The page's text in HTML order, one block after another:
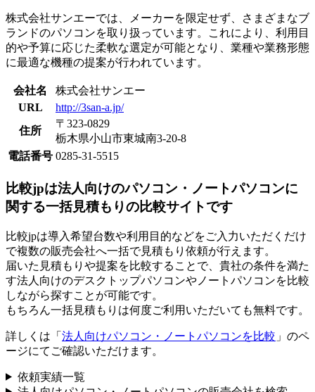
株式会社サンエーでは、メーカーを限定せず、さまざまなブ
ランドのパソコンを取り扱っています。これにより、利用目
的や予算に応じた柔軟な選定が可能となり、業種や業務形態
に最適な機種の提案が行われています。
会社名
株式会社サンエー
URL
http://3san-a.jp/
住所
〒323-0829
栃木県小山市東城南3-20-8
電話番号 0285-31-5515
比較jpは法人向けのパソコン・ノートパソコンに
関する一括見積もりの比較サイトです
比較jpは導入希望台数や利用目的などをご入力いただくだけ
で複数の販売会社へ一括で見積もり依頼が行えます。
届いた見積もりや提案を比較することで、貴社の条件を満た
す法人向けのデスクトップパソコンやノートパソコンを比較
しながら探すことが可能です。
もちろん一括見積もりは何度ご利用いただいても無料です。
詳しくは「 法人向けパソコン・ノートパソコンを比較 」のペ
ージにてご確認いただけます。
依頼実績一覧